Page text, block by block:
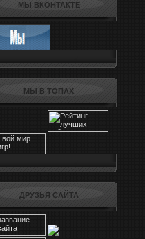
МЫ ВКОНТАКТЕ
МЫ В ТОПАХ
ДРУЗЬЯ САЙТА